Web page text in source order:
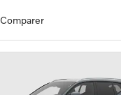
Comparer